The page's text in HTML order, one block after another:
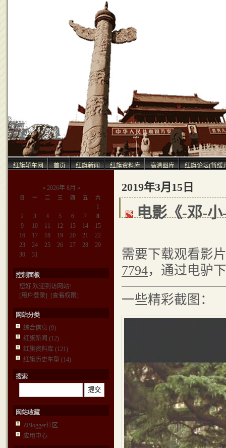
红旗轿车网 首页 红旗新闻 红旗资料库 高清图库 红旗论坛(暂缓
2019年3月15日
电影《-邓-
需要下载观看影
7794，通过电驴
一些精彩截图：
« 2026年 8月 »
日 一 二 三 四 五 六
1
2
3 4 5 6 7
8
9
10 11 12 13 14
15
16
17 18 19 20 21
22
23
24 25 26 27 28
29
30
31
控制面板
您好,欢迎到访网站!
[用户登录]
[查看权限]
网站分类
综合信息 (9)
红旗新闻 (12)
红旗资料库 (121)
红旗历史车型 (14)
搜索
网站收藏
ZBlogger社区
应用中心